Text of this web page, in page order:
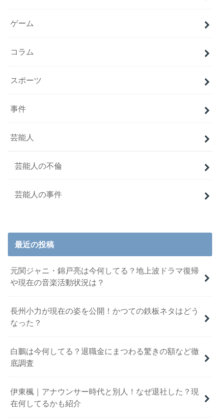
ゲーム
コラム
スポーツ
事件
芸能人
芸能人の不倫
芸能人の事件
最近の投稿
元関ジャニ・錦戸亮は今何してる？地上波ドラマ復帰
や現在の音楽活動状況は？
長州小力が現在の姿を公開！かつての鉄板ネタはどう
なった？
白鵬は今何してる？退職金にまつわる驚きの額など徹
底調査
伊東楓｜アナウンサー時代と別人！なぜ退社した？現
在何してるかも紹介